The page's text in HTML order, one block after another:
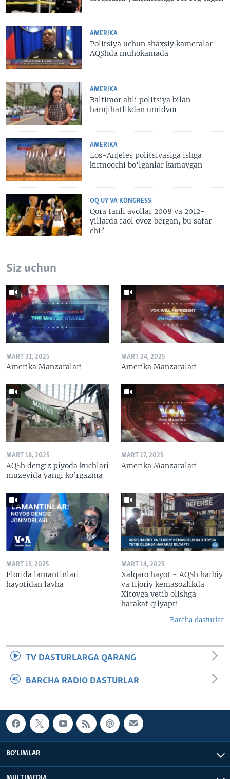
AMERIKA
Politsiya uchun shaxsiy kameralar
AQShda muhokamada
AMERIKA
Baltimor ahli politsiya bilan
hamjihatlikdan umidvor
AMERIKA
Los-Anjeles politsiyasiga ishga
kirmoqchi bo'lganlar kamaygan
OQ UY VA KONGRESS
Qora tanli ayollar 2008 va 2012-
yillarda faol ovoz bergan, bu safar-
chi?
Siz uchun
MART 31, 2025
Amerika Manzaralari
MART 24, 2025
Amerika Manzaralari
MART 18, 2025
AQSh dengiz piyoda kuchlari
muzeyida yangi ko’rgazma
MART 17, 2025
Amerika Manzaralari
MART 15, 2025
Florida lamantinlari
hayotidan lavha
MART 14, 2025
Xalqaro hayot - AQSh harbiy
va tijoriy kemasozlikda
Xitoyga yetib olishga
harakat qilyapti
Barcha dasturlar
TV DASTURLARGA QARANG
BARCHA RADIO DASTURLAR
BO'LIMLAR